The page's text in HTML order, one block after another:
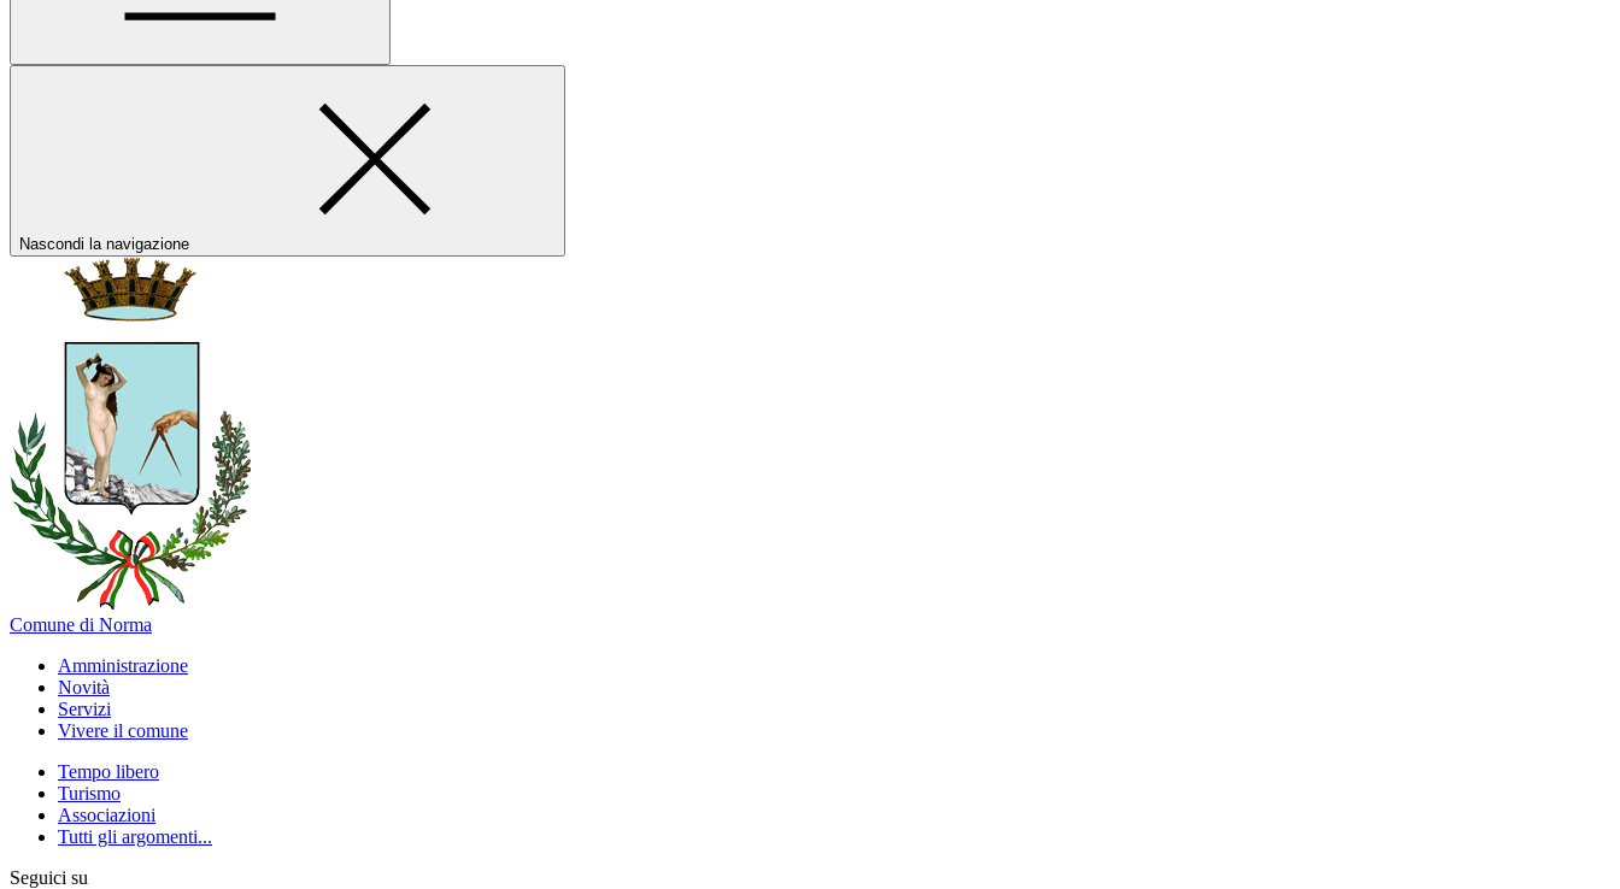
Nascondi la navigazione
Comune di Norma
Amministrazione
Novità
Servizi
Vivere il comune
Tempo libero
Turismo
Associazioni
Tutti gli argomenti...
Seguici su